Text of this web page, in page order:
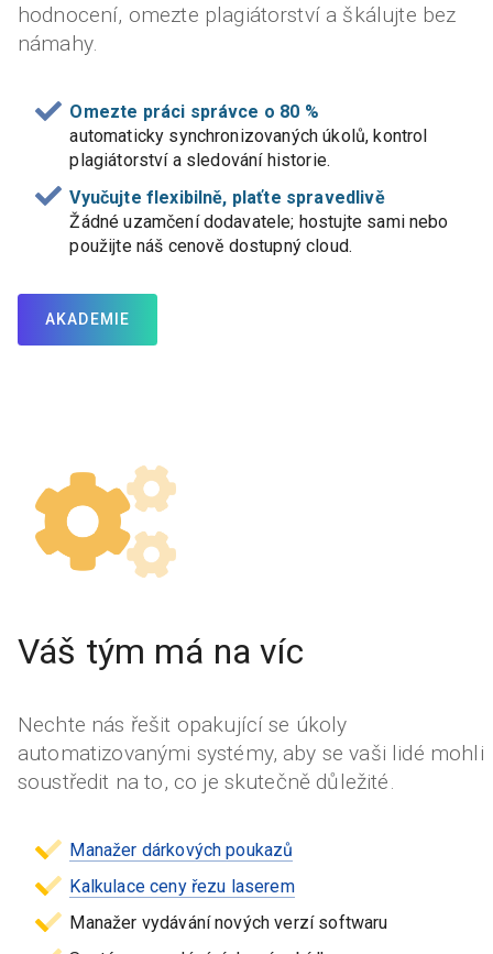
hodnocení, omezte plagiátorství a škálujte bez
námahy.
Omezte práci správce o 80 %
automaticky synchronizovaných úkolů, kontrol
plagiátorství a sledování historie.
Vyučujte flexibilně, plaťte spravedlivě
Žádné uzamčení dodavatele; hostujte sami nebo
použijte náš cenově dostupný cloud.
AKADEMIE
Váš tým má na víc
Nechte nás řešit opakující se úkoly
automatizovanými systémy, aby se vaši lidé mohli
soustředit na to, co je skutečně důležité.
Manažer dárkových poukazů
Kalkulace ceny řezu laserem
Manažer vydávání nových verzí softwaru